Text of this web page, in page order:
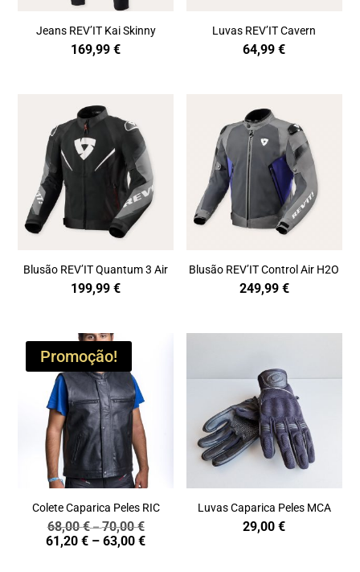
Jeans REV’IT Kai Skinny
169,99€
Luvas REV’IT Cavern
64,99€
Blusão REV’IT Quantum 3 Air
199,99€
Blusão REV’IT Control Air H2O
249,99 €
Promoção!
Colete Caparica Peles RIC
68,00€–70,00€Price
range:
61,20€ – 63,00€Price
Luvas Caparica Peles MCA
29,00€